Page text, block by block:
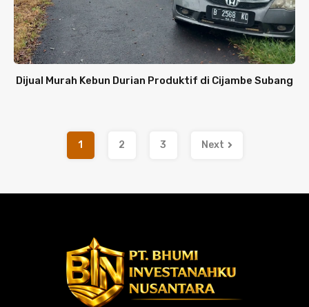
Dijual Murah Kebun Durian Produktif di Cijambe Subang
1 2 3 Next